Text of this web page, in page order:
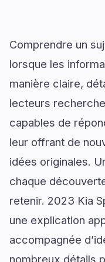
Comprendre un
lorsque les
manière claire,
lecteurs
capables de
leur offrant de
idées originales.
chaque
retenir. 2023 Kia
une explication
accompagnée
nombreux détails